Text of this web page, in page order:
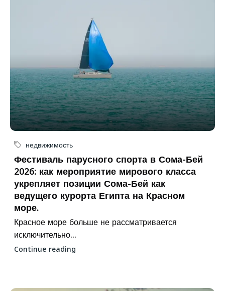
недвижимость
Фестиваль парусного спорта в Сома-Бей
2026: как мероприятие мирового класса
укрепляет позиции Сома-Бей как
ведущего курорта Египта на Красном
море.
Красное море больше не рассматривается
исключительно...
Continue reading